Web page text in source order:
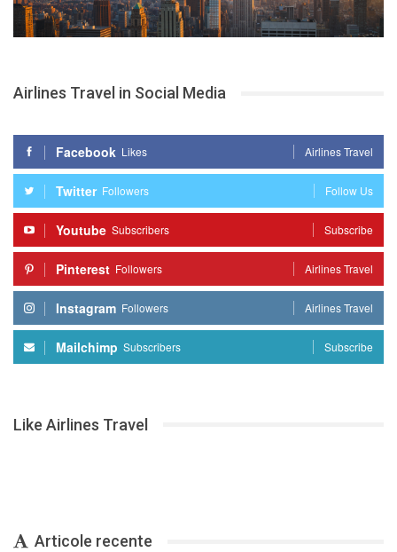
Airlines Travel in Social Media
Facebook Likes Airlines Travel
Twitter Followers Follow Us
Youtube Subscribers Subscribe
Pinterest Followers Airlines Travel
Instagram Followers Airlines Travel
Mailchimp Subscribers Subscribe
Like Airlines Travel
Articole recente